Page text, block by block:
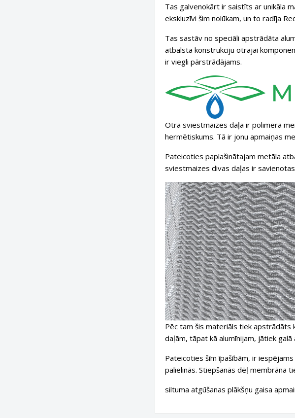
Tas galvenokārt ir saistīts ar unikāla
ekskluzīvi šim nolūkam, un to radīja
Tas sastāv no speciāli apstrādāta
atbalsta konstrukciju otrajai
ir viegli pārstrādājams.
Otra sviestmaizes daļa ir polimēra
hermētiskums. Tā ir jonu apmaiņas
Pateicoties paplašinātajam metāla
sviestmaizes divas daļas ir
Pēc tam šis materiāls tiek apstrādāts
daļām, tāpat kā alumīnijam, jātiek
Pateicoties šīm īpašībām, ir
palielinās. Stiepšanās dēļ membrāna
siltuma atgūšanas plākšņu gaisa